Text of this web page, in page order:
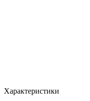
Характеристики